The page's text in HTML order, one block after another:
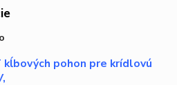
kĺbových pohon pre krídlovú